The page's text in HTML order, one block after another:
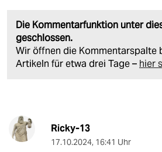
Die Kommentarfunktion unter
geschlossen.
Wir öffnen die Kommentarspalte
Artikeln für etwa drei Tage – hier
Ricky-13
17.10.2024, 16:41 Uhr